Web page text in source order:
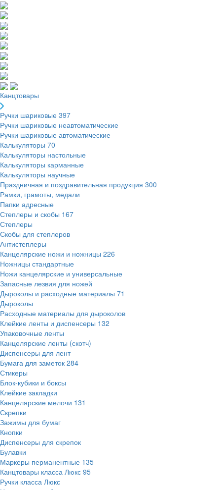
Канцтовары
Ручки шариковые 397
Ручки шариковые неавтоматические
Ручки шариковые автоматические
Калькуляторы 70
Калькуляторы настольные
Калькуляторы карманные
Калькуляторы научные
Праздничная и поздравительная продукция 300
Рамки, грамоты, медали
Папки адресные
Степлеры и скобы 167
Степлеры
Скобы для степлеров
Антистеплеры
Канцелярские ножи и ножницы 226
Ножницы стандартные
Ножи канцелярские и универсальные
Запасные лезвия для ножей
Дыроколы и расходные материалы 71
Дыроколы
Расходные материалы для дыроколов
Клейкие ленты и диспенсеры 132
Упаковочные ленты
Канцелярские ленты (скотч)
Диспенсеры для лент
Бумага для заметок 284
Стикеры
Блок-кубики и боксы
Клейкие закладки
Канцелярские мелочи 131
Скрепки
Зажимы для бумаг
Кнопки
Диспенсеры для скрепок
Булавки
Маркеры перманентные 135
Канцтовары класса Люкс 95
Ручки класса Люкс